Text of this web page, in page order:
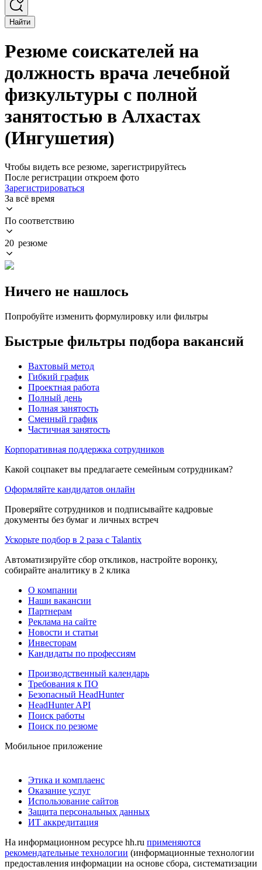
Найти
Резюме соискателей на
должность врача лечебной
физкультуры с полной
занятостью в Алхастах
(Ингушетия)
Чтобы видеть все резюме, зарегистрируйтесь
После регистрации откроем фото
Зарегистрироваться
За всё время
По соответствию
20 резюме
Ничего не нашлось
Попробуйте изменить формулировку или фильтры
Быстрые фильтры подбора вакансий
Вахтовый метод
Гибкий график
Проектная работа
Полный день
Полная занятость
Сменный график
Частичная занятость
Корпоративная поддержка сотрудников
Какой соцпакет вы предлагаете семейным сотрудникам?
Оформляйте кандидатов онлайн
Проверяйте сотрудников и подписывайте кадровые
документы без бумаг и личных встреч
Ускорьте подбор в 2 раза с Talantix
Автоматизируйте сбор откликов, настройте воронку,
собирайте аналитику в 2 клика
О компании
Наши вакансии
Партнерам
Реклама на сайте
Новости и статьи
Инвесторам
Кандидаты по профессиям
Производственный календарь
Требования к ПО
Безопасный HeadHunter
HeadHunter API
Поиск работы
Поиск по резюме
Мобильное приложение
Этика и комплаенс
Оказание услуг
Использование сайтов
Защита персональных данных
ИТ аккредитация
На информационном ресурсе hh.ru применяются
рекомендательные технологии (информационные технологии
предоставления информации на основе сбора, систематизации